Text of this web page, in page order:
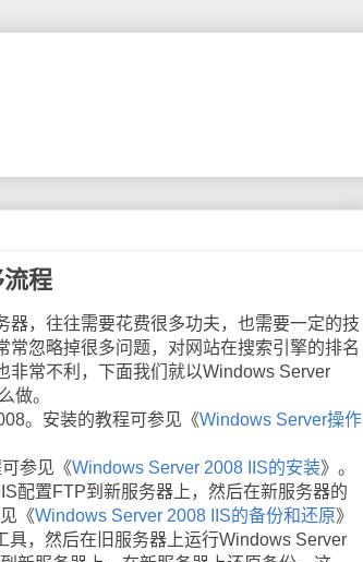
程
，往往需要花费很多功夫，也需要一定的技
忽略掉很多问题，对网站在搜索引擎的排名
非常不利，下面我们就以Windows Server
做。
。安装的教程可参见《Windows Server操作
参见《Windows Server 2008 IIS的安装》。
置FTP到新服务器上，然后在新服务器的
《Windows Server 2008 IIS的备份和还原》
，然后在旧服务器上运行Windows Server